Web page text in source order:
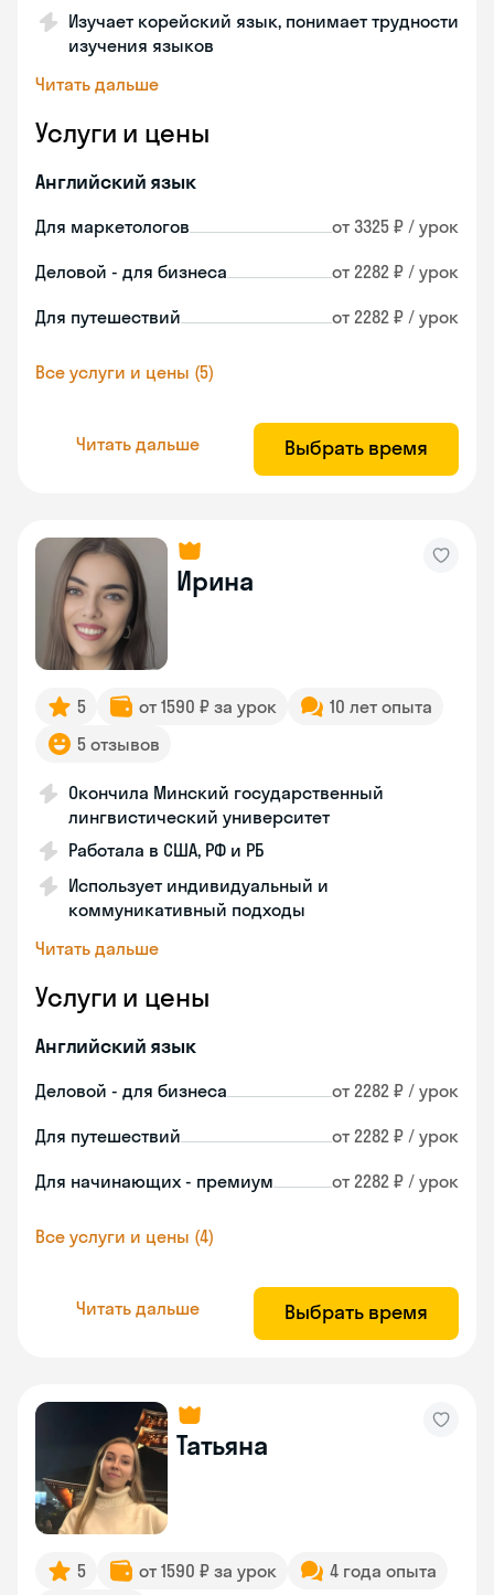
Изучает корейский язык, понимает трудности
изучения языков
Читать дальше
Услуги и цены
Английский язык
Для маркетологов от 3325 ₽ / урок
Деловой - для бизнеса от 2282 ₽ / урок
Для путешествий от 2282 ₽ / урок
Все услуги и цены (5)
Читать дальше Выбрать время
Ирина
5 от 1590 ₽ за урок
10 лет опыта
5 отзывов
Окончила Минский государственный
лингвистический университет
Работала в США, РФ и РБ
Использует индивидуальный и
коммуникативный подходы
Читать дальше
Услуги и цены
Английский язык
Деловой - для бизнеса от 2282 ₽ / урок
Для путешествий от 2282 ₽ / урок
Для начинающих - премиум от 2282 ₽ / урок
Все услуги и цены (4)
Читать дальше Выбрать время
Татьяна
5 от 1590 ₽ за урок 4 года опыта